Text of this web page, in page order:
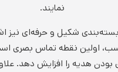
نمایند.
شکیل و حرفه‌ای نیز
اولین نقطه تماس بصری
هدیه را افزایش دهد.